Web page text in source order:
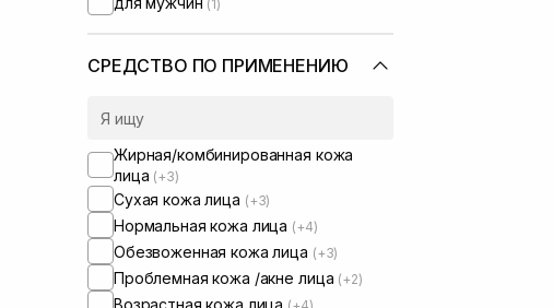
(1)
СРЕДСТВО ПО ПРИМЕНЕНИЮ
Жирная/комбинированная кожа
лица (+3)
Сухая кожа лица (+3)
Нормальная кожа лица (+4)
Обезвоженная кожа лица (+3)
Проблемная кожа /акне лица (+2)
Возрастная кожа лица (+4)